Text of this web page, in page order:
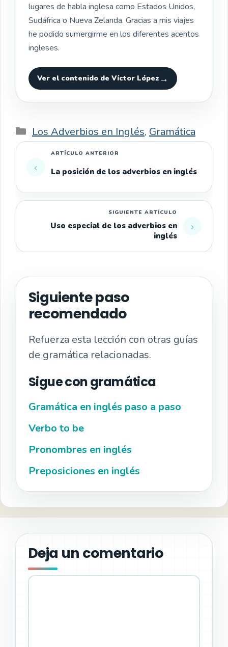
lugares de habla inglesa como Estados Unidos,
Sudáfrica o Nueva Zelanda. Gracias a mis viajes
he podido sumergirme en los diferentes acentos
ingleses.
Ver el contenido de Víctor López
Categorías
Los Adverbios en Inglés, Gramática
La posición de los adverbios en inglés
Uso especial de los adverbios en
inglés
Siguiente paso
recomendado
Refuerza esta lección con otras guías
de gramática relacionadas.
Sigue con gramática
Gramática en inglés paso a paso
Verbo to be
Pronombres en inglés
Preposiciones en inglés
Deja un comentario
Comentario
Nombre
Correo
Web